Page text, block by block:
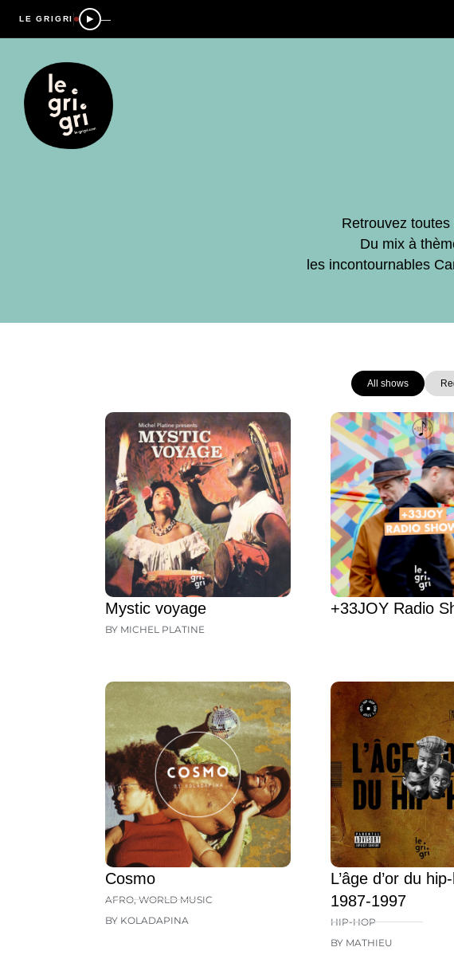
LE GRIGRI —
Retrouvez
Du mix à
les incontournables
All shows
Mystic voyage
BY MICHEL PLATINE
+33JOY Radio
Cosmo
AFRO,WORLD MUSIC
BY KOLADAPINA
L’âge d’or du
1987-1997
HIP-HOP
BY MATHIEU